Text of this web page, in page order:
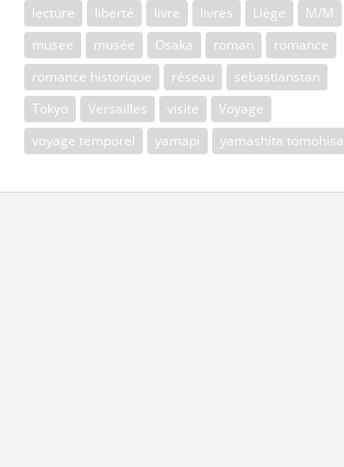
lecture
liberté livre livres Liège
M/M
musee
musée Osaka roman
romance
romance historique
réseau
sebastianstan
Tokyo
Versailles visite
Voyage
voyage temporel
yamapi yamashita tomohisa